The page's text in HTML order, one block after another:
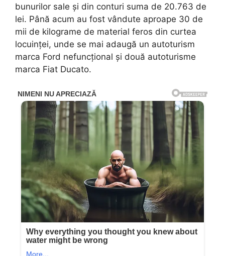
bunurilor sale și din conturi suma de 20.763 de
lei. Până acum au fost vândute aproape 30 de
mii de kilograme de material feros din curtea
locuinței, unde se mai adaugă un autoturism
marca Ford nefuncțional și două autoturisme
marca Fiat Ducato.